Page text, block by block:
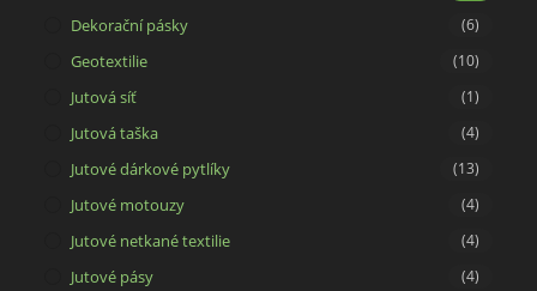
Dekorační pásky (6)
Geotextilie (10)
Jutová síť (1)
Jutová taška (4)
Jutové dárkové pytlíky (13)
Jutové motouzy (4)
Jutové netkané textilie (4)
Jutové pásy (4)